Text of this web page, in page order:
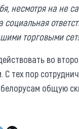
несмотря на не
социальная
торговыми
во
тех пор
общую